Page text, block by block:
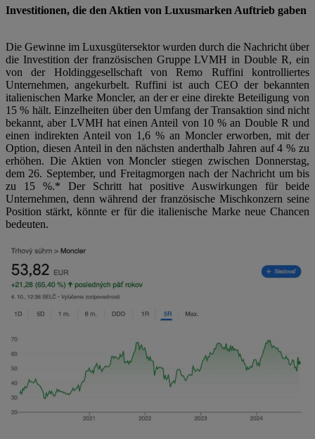
Investitionen, die den Aktien von Luxusmarken Auftrieb gaben
Die Gewinne im Luxusgütersektor wurden durch die Nachricht über
die Investition der französischen Gruppe LVMH in Double R, ein
von der Holdinggesellschaft von Remo Ruffini kontrolliertes
Unternehmen, angekurbelt. Ruffini ist auch CEO der bekannten
italienischen Marke Moncler, an der er eine direkte Beteiligung von
15 % hält. Einzelheiten über den Umfang der Transaktion sind nicht
bekannt, aber LVMH hat einen Anteil von 10 % an Double R und
einen indirekten Anteil von 1,6 % an Moncler erworben, mit der
Option, diesen Anteil in den nächsten anderthalb Jahren auf 4 % zu
erhöhen. Die Aktien von Moncler stiegen zwischen Donnerstag,
dem 26. September, und Freitagmorgen nach der Nachricht um bis
zu 15 %.* Der Schritt hat positive Auswirkungen für beide
Unternehmen, denn während der französische Mischkonzern seine
Position stärkt, könnte er für die italienische Marke neue Chancen
bedeuten.